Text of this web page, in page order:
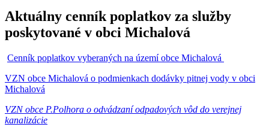
Aktuálny cenník poplatkov za služby
poskytované v obci Michalová
Cenník poplatkov vyberaných na území obce Michalová
VZN obce Michalová o podmienkach dodávky pitnej vody v obci
Michalová
VZN obce P.Polhora o odvádzaní odpadových vôd do verejnej
kanalizácie